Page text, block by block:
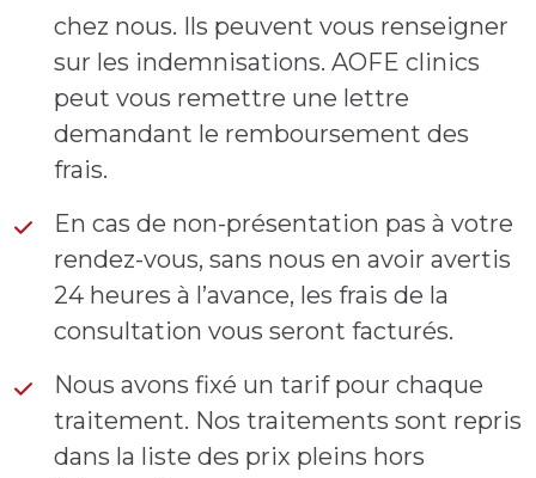
chez nous. Ils peuvent vous renseigner
sur les indemnisations. AOFE clinics
peut vous remettre une lettre
demandant le remboursement des
frais.
En cas de non-présentation pas à votre
rendez-vous, sans nous en avoir avertis
24 heures à l’avance, les frais de la
consultation vous seront facturés.
Nous avons fixé un tarif pour chaque
traitement. Nos traitements sont repris
dans la liste des prix pleins hors